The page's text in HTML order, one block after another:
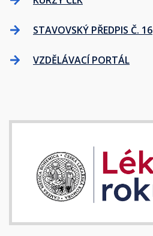
STAVOVSKÝ PŘEDPIS Č. 16
VZDĚLÁVACÍ PORTÁL